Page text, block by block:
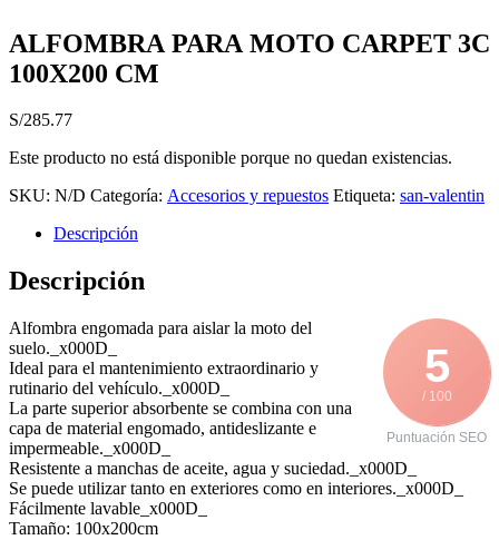
ALFOMBRA PARA MOTO CARPET 3C
100X200 CM
S/285.77
Este producto no está disponible porque no quedan existencias.
SKU: N/D Categoría: Accesorios y repuestos Etiqueta: san-valentin
Descripción
Descripción
5
/ 100
Puntuación SEO
Alfombra engomada para aislar la moto del
suelo._x000D_
Ideal para el mantenimiento extraordinario y
rutinario del vehículo._x000D_
La parte superior absorbente se combina con una
capa de material engomado, antideslizante e
impermeable._x000D_
Resistente a manchas de aceite, agua y suciedad._x000D_
Se puede utilizar tanto en exteriores como en interiores._x000D_
Fácilmente lavable_x000D_
Tamaño: 100x200cm